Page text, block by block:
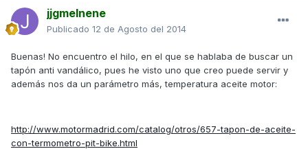
jjgmelnene
Publicado 12 de Agosto del 2014
Buenas! No encuentro el hilo, en el que se hablaba de buscar un
tapón anti vandálico, pues he visto uno que creo puede servir y
además nos da un parámetro más, temperatura aceite motor:
http://www.motormadrid.com/catalog/otros/657-tapon-de-aceite-
con-termometro-pit-bike.html